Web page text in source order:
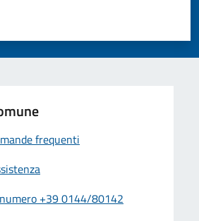
5 stelle su 5
su 5
su 5
5
frequenti
+39 0144/80142